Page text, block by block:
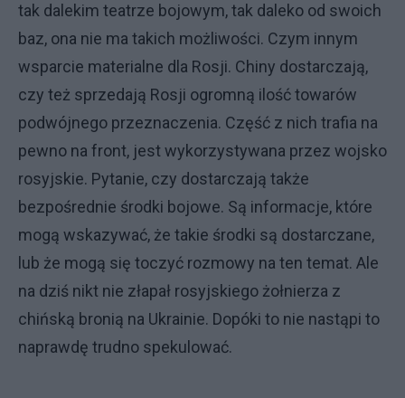
tak dalekim teatrze bojowym, tak daleko od swoich
baz, ona nie ma takich możliwości. Czym innym
wsparcie materialne dla Rosji. Chiny dostarczają,
czy też sprzedają Rosji ogromną ilość towarów
podwójnego przeznaczenia. Część z nich trafia na
pewno na front, jest wykorzystywana przez wojsko
rosyjskie. Pytanie, czy dostarczają także
bezpośrednie środki bojowe. Są informacje, które
mogą wskazywać, że takie środki są dostarczane,
lub że mogą się toczyć rozmowy na ten temat. Ale
na dziś nikt nie złapał rosyjskiego żołnierza z
chińską bronią na Ukrainie. Dopóki to nie nastąpi to
naprawdę trudno spekulować.